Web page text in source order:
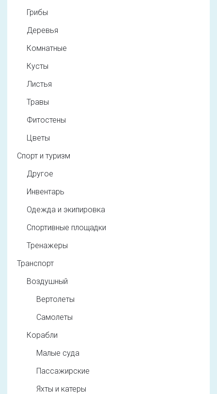
Грибы
Деревья
Комнатные
Кусты
Листья
Травы
Фитостены
Цветы
Спорт и туризм
Другое
Инвентарь
Одежда и экипировка
Спортивные площадки
Тренажеры
Транспорт
Воздушный
Вертолеты
Самолеты
Корабли
Малые суда
Пассажирские
Яхты и катеры